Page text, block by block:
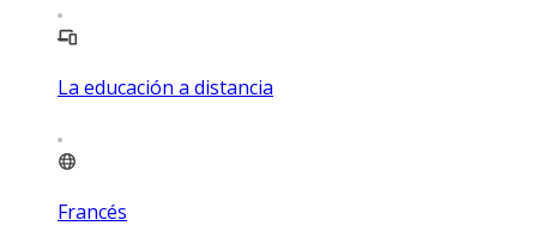
La educación a distancia
Francés